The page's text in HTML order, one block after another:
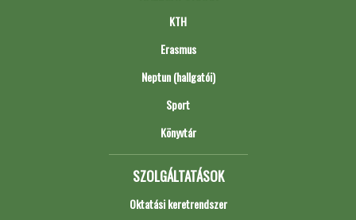
KTH
Erasmus
Neptun (hallgatói)
Sport
Könyvtár
SZOLGÁLTATÁSOK
Oktatási keretrendszer